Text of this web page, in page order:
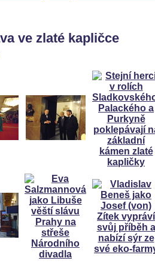
ve zlaté kapličce